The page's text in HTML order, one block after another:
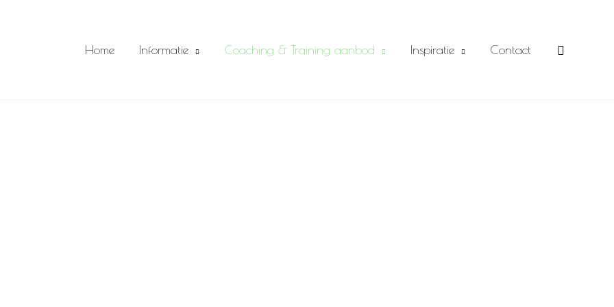
Home Informatie Coaching & Training aanbod Inspiratie Contact Zoeken